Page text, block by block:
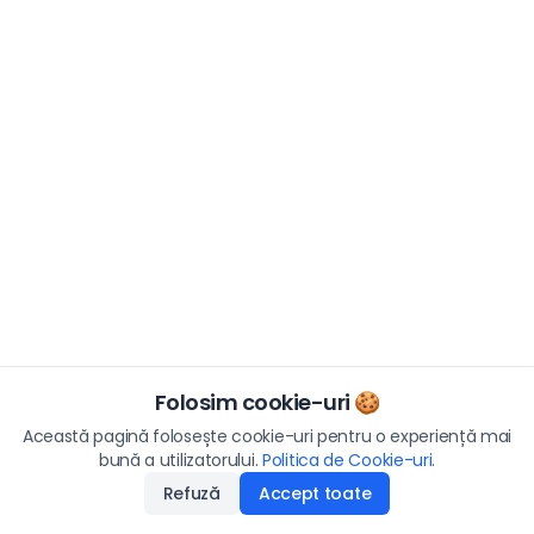
Folosim cookie-uri 🍪
Această pagină folosește cookie-uri pentru o experiență mai
bună a utilizatorului. Politica de Cookie-uri.
Refuză
Accept toate